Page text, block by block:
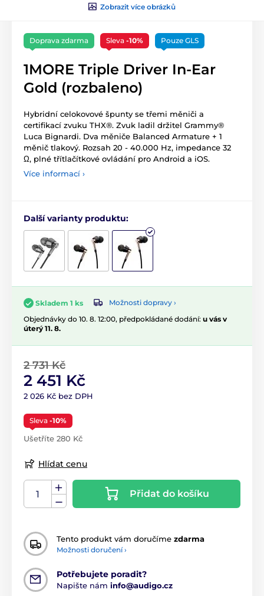
Zobrazit více obrázků
Doprava zdarma Sleva -10% Pouze GLS
1MORE Triple Driver In-Ear
Gold (rozbaleno)
Hybridní celokovové špunty se třemi měniči a
certifikací zvuku THX®. Zvuk ladil držitel Grammy®
Luca Bignardi. Dva měniče Balanced Armature + 1
měnič tlakový. Rozsah 20 - 40.000 Hz, impedance 32
Ω, plné třítlačítkové ovládání pro Android a iOS.
Více informací ›
Další varianty produktu:
Skladem 1 ks
Možnosti dopravy ›
Objednávky do 10. 8. 12:00, předpokládané dodání: u vás v
úterý 11. 8.
2 731 Kč
2 451 Kč
2 026 Kč bez DPH
Sleva -10%
Ušetříte 280 Kč
Hlídat cenu
Přidat do košíku
Tento produkt vám doručíme zdarma
Možnosti doručení ›
Potřebujete poradit?
Napište nám info@audigo.cz